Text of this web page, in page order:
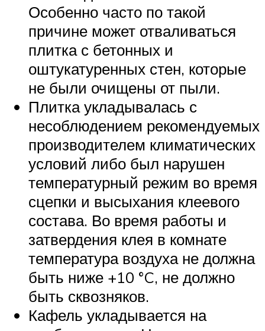
Особенно часто по такой
причине может отваливаться
плитка с бетонных и
оштукатуренных стен, которые
не были очищены от пыли.
Плитка укладывалась с
несоблюдением рекомендуемых
производителем климатических
условий либо был нарушен
температурный режим во время
сцепки и высыхания клеевого
состава. Во время работы и
затвердения клея в комнате
температура воздуха не должна
быть ниже +10 °C, не должно
быть сквозняков.
Кафель укладывается на